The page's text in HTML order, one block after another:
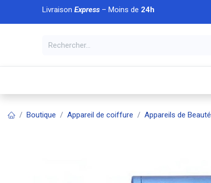
Se rendre au contenu
Livraison Express– Moins de 24h
À DÉCOUVRIR
Boutique Appareil de coiffure Appareils de Beauté